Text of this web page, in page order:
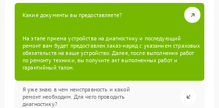
Какие документы вы предоставляете?
На этапе приема устройства на диагностику и последующий
ремонт вам будет предоставлен заказ-наряд с указанием страховых
обязательств на ваше устройство. Далее, после выполнения работ
по ремонту техники, вы получите акт выполненных работ и
гарантийный талон.
Я уже знаю в чем неисправность и какой
ремонт необходим. Для чего проводить
диагностику?